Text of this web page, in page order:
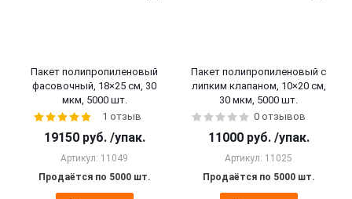
Пакет полипропиленовый
фасовочный, 18×25 см, 30
мкм, 5000 шт.
1 отзыв
19150 руб. /упак.
Артикул: 11049
Продаётся по 5000 шт.
Пакет полипропиленовый с
липким клапаном, 10×20 см,
30 мкм, 5000 шт.
0 отзывов
11000 руб. /упак.
Артикул: 11025
Продаётся по 5000 шт.